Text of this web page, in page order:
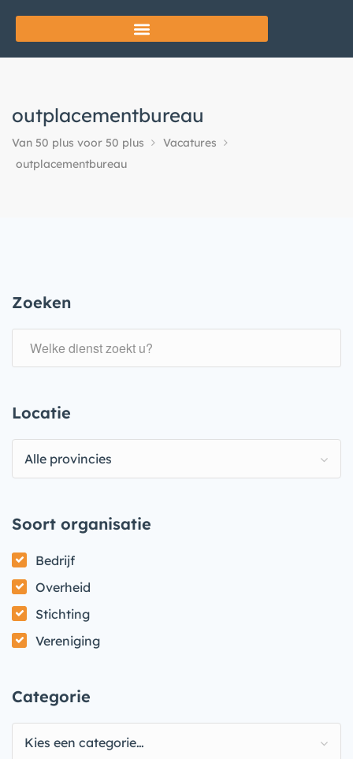
outplacementbureau
Van 50 plus voor 50 plus
Vacatures
outplacementbureau
Zoeken
Locatie
Alle provincies
Soort organisatie
Bedrijf
Overheid
Stichting
Vereniging
Categorie
Kies een categorie…